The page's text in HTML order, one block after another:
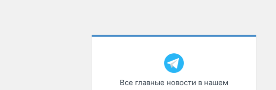
Все главные новости в нашем